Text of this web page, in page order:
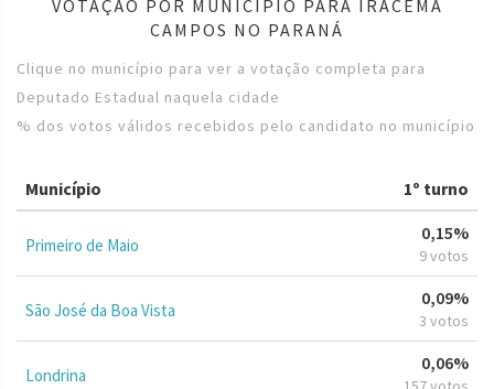
VOTAÇÃO POR MUNICÍPIO PARA IRACEMA
CAMPOS NO PARANÁ
Clique no município para ver a votação completa para
Deputado Estadual naquela cidade
% dos votos válidos recebidos pelo candidato no município
Município 1º turno
Primeiro de Maio
0,15%
9 votos
São José da Boa Vista
0,09%
3 votos
Londrina
0,06%